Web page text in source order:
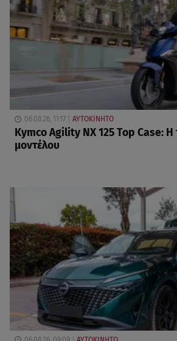
06.08.26, 11:17 ΑΥΤΟΚΙΝΗΤΟ
Kymco Agility NX 125 Τοp Case: Η
μοντέλου